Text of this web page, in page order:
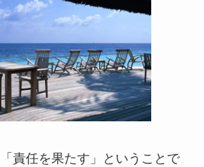
責任を果たす」ということで